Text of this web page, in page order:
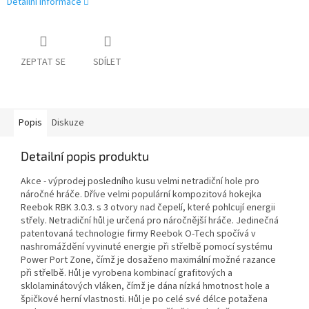
ZEPTAT SE SDÍLET
Popis Diskuze
Detailní popis produktu
Akce - výprodej posledního kusu velmi netradiční hole pro
náročné hráče. Dříve velmi populární kompozitová hokejka
Reebok RBK 3.0.3. s 3 otvory nad čepelí, které pohlcují energii
střely. Netradiční hůl je určená pro náročnější hráče. Jedinečná
patentovaná technologie firmy Reebok O-Tech spočívá v
nashromáždění vyvinuté energie při střelbě pomocí systému
Power Port Zone, čímž je dosaženo maximální možné razance
při střelbě. Hůl je vyrobena kombinací grafitových a
sklolaminátových vláken, čímž je dána nízká hmotnost hole a
špičkové herní vlastnosti. Hůl je po celé své délce potažena